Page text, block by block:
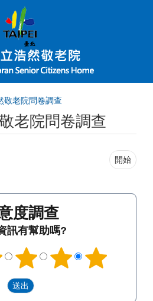
敬老院問卷調查
老院問卷調查
開始
度調查
訊有幫助嗎?